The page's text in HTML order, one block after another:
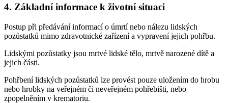
4. Základní informace k životní situaci
Postup při předávání informací o úmrtí nebo nálezu lidských
pozůstatků mimo zdravotnické zařízení a vypravení jejich pohřbu.
Lidskými pozůstatky jsou mrtvé lidské tělo, mrtvě narozené dítě a
jejich části.
Pohřbení lidských pozůstatků lze provést pouze uložením do hrobu
nebo hrobky na veřejném či neveřejném pohřebišti, nebo
zpopelněním v krematoriu.